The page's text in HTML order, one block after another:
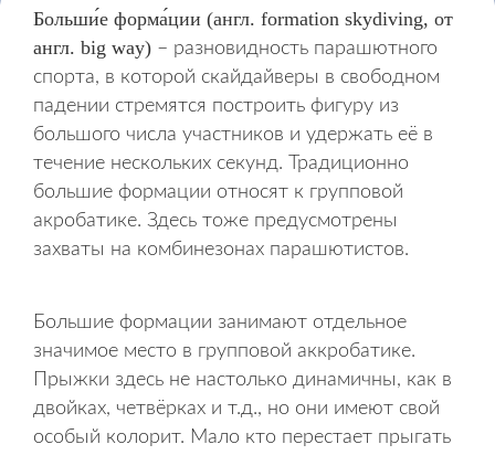
Больши́е форма́ции (англ. formation skydiving, от
англ. big way) – разновидность парашютного
спорта, в которой скайдайверы в свободном
падении стремятся построить фигуру из
большого числа участников и удержать её в
течение нескольких секунд. Традиционно
большие формации относят к групповой
акробатике. Здесь тоже предусмотрены
захваты на комбинезонах парашютистов.
Большие формации занимают отдельное
значимое место в групповой аккробатике.
Прыжки здесь не настолько динамичны, как в
двойках, четвёрках и т.д., но они имеют свой
особый колорит. Мало кто перестает прыгать